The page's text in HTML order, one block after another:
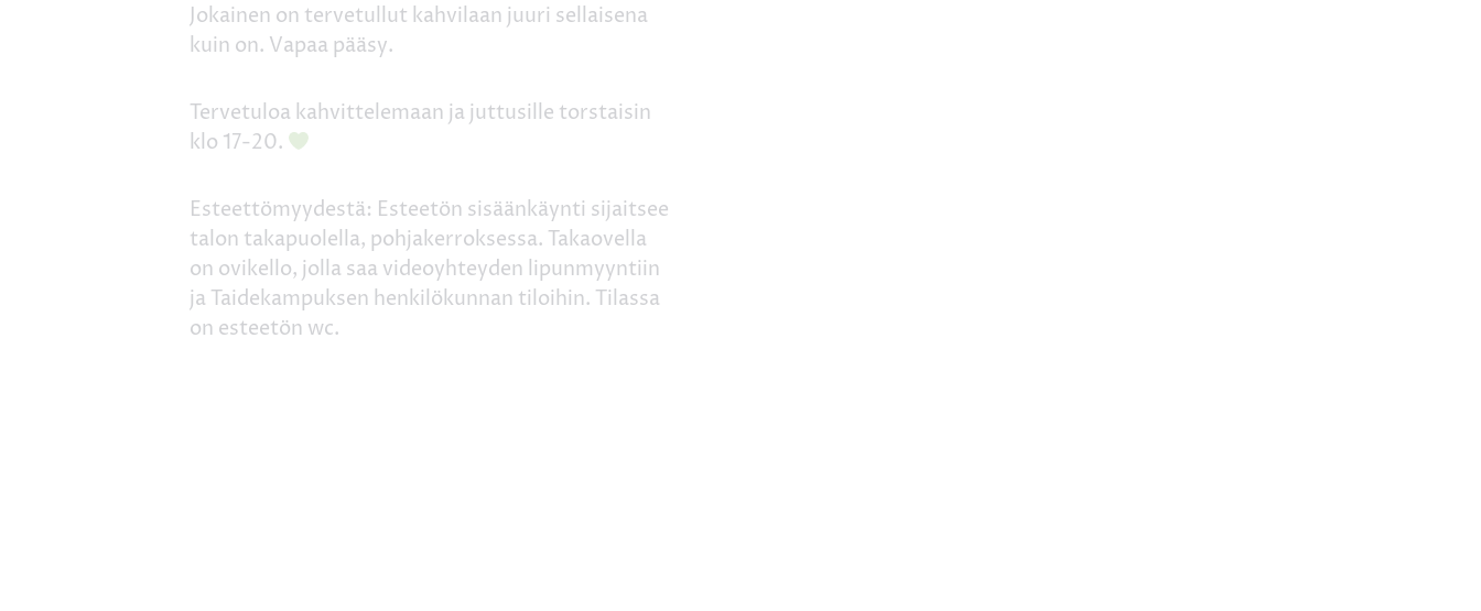
Jokainen on tervetullut kahvilaan juuri sellaisena
kuin on. Vapaa pääsy.
Tervetuloa kahvittelemaan ja juttusille torstaisin
klo 17-20.
Esteettömyydestä: Esteetön sisäänkäynti sijaitsee
talon takapuolella, pohjakerroksessa. Takaovella
on ovikello, jolla saa videoyhteyden lipunmyyntiin
ja Taidekampuksen henkilökunnan tiloihin. Tilassa
on esteetön wc.